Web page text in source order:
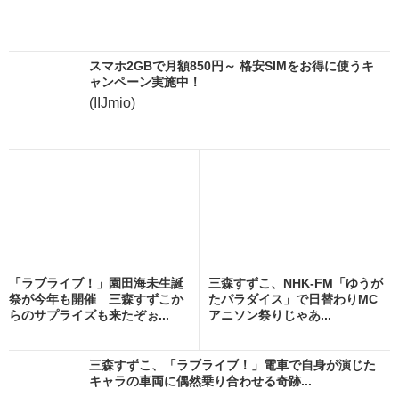
スマホ2GBで月額850円～ 格安SIMをお得に使うキ
ャンペーン実施中！
(IIJmio)
「ラブライブ！」園田海未生誕
祭が今年も開催 三森すずこか
らのサプライズも来たぞぉ...
三森すずこ、NHK-FM「ゆうが
たパラダイス」で日替わりMC
アニソン祭りじゃあ...
三森すずこ、「ラブライブ！」電車で自身が演じた
キャラの車両に偶然乗り合わせる奇跡...